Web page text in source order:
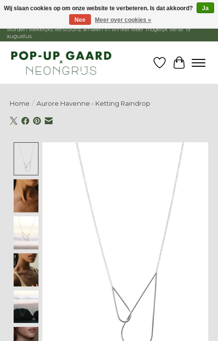
1 - 15 augustus is de winkel gesloten, webshop blijft open. Bestellingen
worden wekelijks verstuurd, afhalen in winkel weer mogelijk vanaf 19
augustus.
Verlanglijst
Home / Aurore Havenne - Ketting Raindrop
Product image slideshow Items
Wij slaan cookies op om onze website te verbeteren. Is dat akkoord?
Ja
Nee
Meer over cookies »